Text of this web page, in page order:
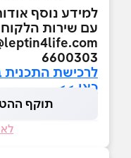
למידע נוסף
עם שירות
6600303
לרכישת
כאן >>
תוקף ההטבה